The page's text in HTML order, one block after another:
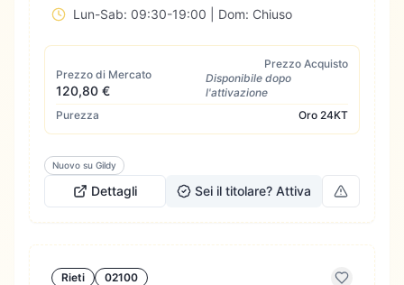
Lun-Sab: 09:30-19:00 | Dom: Chiuso
Prezzo di Mercato
120,80 €
Prezzo Acquisto
Disponibile dopo
l'attivazione
Purezza
Oro 24KT
Nuovo su Gildy
Dettagli Sei il titolare? Attiva
Rieti 02100